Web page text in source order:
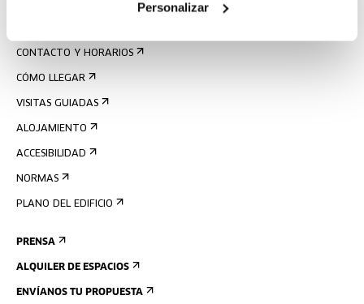
Personalizar
CONTACTO Y HORARIOS
CÓMO LLEGAR
VISITAS GUIADAS
ALOJAMIENTO
ACCESIBILIDAD
NORMAS
PLANO DEL EDIFICIO
PRENSA
ALQUILER DE ESPACIOS
ENVÍANOS TU PROPUESTA